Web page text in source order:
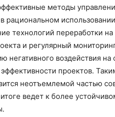
методы
рациональном
технологий переработки
и регулярный
негативного воздействия
проектов.
неотъемлемой частью
ведет к более